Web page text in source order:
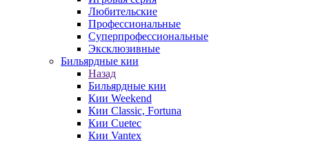
Любительские
Профессиональные
Суперпрофессиональные
Эксклюзивные
Бильярдные кии
Назад
Бильярдные кии
Кии Weekend
Кии Classic, Fortuna
Кии Cuetec
Кии Vantex